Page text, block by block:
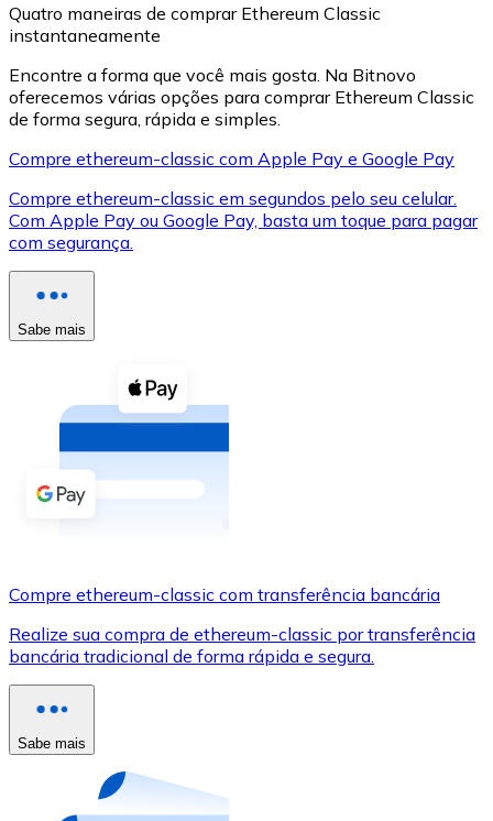
XRP
Compre criptomoedas com dinheiro e outros
Transferência SEPA
Adicione fundos à sua conta Bitnovo ou faça
Cartão de crédito / débito
Use cartões Visa e Mastercard para comprar
Comprar com cartão
Loja - Cartões-presente
Novo
Compre cartões-presente das suas marcas favoritas
Quatro maneiras de comprar Ethereum Classic
instantaneamente
Encontre a forma que você mais gosta. Na Bitnovo
oferecemos várias opções para comprar Ethereum Classic
de forma segura, rápida e simples.
Compre ethereum-classic com Apple Pay e Google Pay
Compre ethereum-classic em segundos pelo seu celular.
Com Apple Pay ou Google Pay, basta um toque para pagar
com segurança.
Sabe mais
Compre ethereum-classic com transferência bancária
Realize sua compra de ethereum-classic por transferência
bancária tradicional de forma rápida e segura.
Sabe mais